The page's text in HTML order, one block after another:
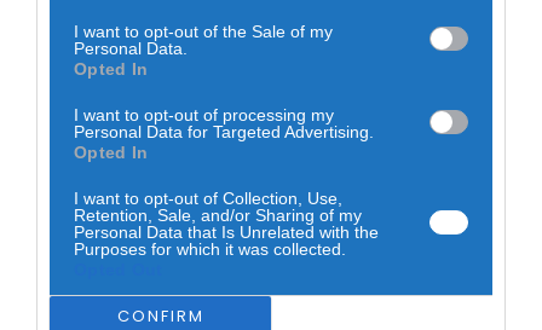
I want to opt-out of the Sale of my
Personal Data.
Opted In
I want to opt-out of processing my
Personal Data for Targeted Advertising.
Opted In
I want to opt-out of Collection, Use,
Retention, Sale, and/or Sharing of my
Personal Data that Is Unrelated with the
Purposes for which it was collected.
CONFIRM
As autoridades indicam que os restantes passageiros
continuarão a ser acompanhados pelos serviços de saúde
dos respetivos estados norte-americanos, através de
monitorização diária.
O transporte de regresso foi realizado fora dos circuitos
comerciais e com medidas específicas de biocontenção,
estaduais e locais.